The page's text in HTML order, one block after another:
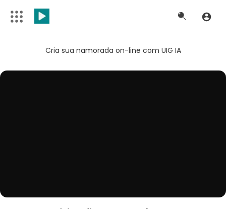
Cria sua namorada on-line com UIG IA